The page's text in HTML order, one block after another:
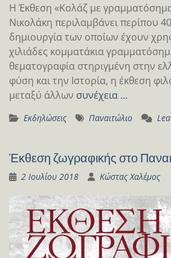
Η Έκθεση «Κολάζ με
Νικολάκη περιλαμβάνει περίπου
δημιουργία των οποίων έχουν
χιλιάδες κομματάκια
θεματογραφία στηριγμένη στην
φύση και την Ιστορία, η έκθεση
μεταξύ άλλων συνέχεια …
Εκδηλώσεις Παναιτώλιο
Έκθεση ζωγραφικής στο
2 Ιουλίου 2018 Κώστας Χαλέμος